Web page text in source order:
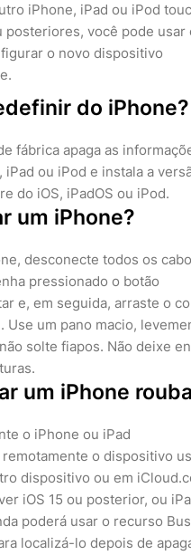
iPhone, iPad ou iPod
posteriores, você pode usar
o novo dispositivo
do iPhone?
fábrica apaga as
ou iPod e instala a
do iOS, iPadOS ou iPod.
um iPhone?
desconecte todos os
pressionado o botão
e, em seguida, arraste o
Use um pano macio,
solte fiapos. Não deixe
um iPhone
o iPhone ou iPad
o dispositivo
dispositivo ou em
iOS 15 ou posterior, ou
poderá usar o recurso
localizá-lo depois de